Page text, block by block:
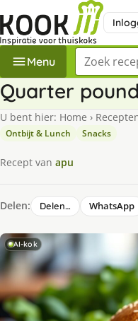
Menu Zoek een
Quarter
U bent hier: Home ›
Ontbijt & Lunch Snacks
Recept van apu
Delen: Delen… WhatsApp
AI-kok